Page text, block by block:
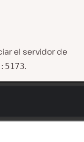
el servidor de
.